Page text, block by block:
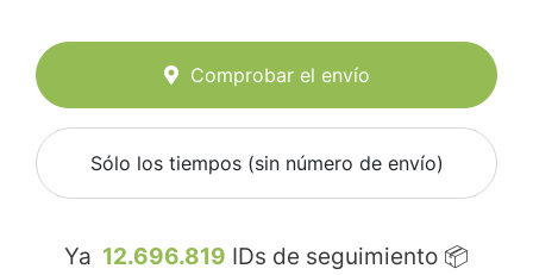
Comprobar el envío
Sólo los tiempos (sin número de envío)
Ya 12.696.819 IDs de seguimiento 📦